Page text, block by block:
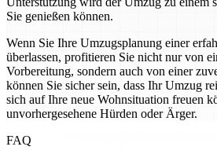
Sie genießen können.
Wenn Sie Ihre Umzugsplanung einer
überlassen, profitieren Sie nicht nur von
Vorbereitung, sondern auch von einer
können Sie sicher sein, dass Ihr Umzug
sich auf Ihre neue Wohnsituation freuen
unvorhergesehene Hürden oder Ärger.
FAQ